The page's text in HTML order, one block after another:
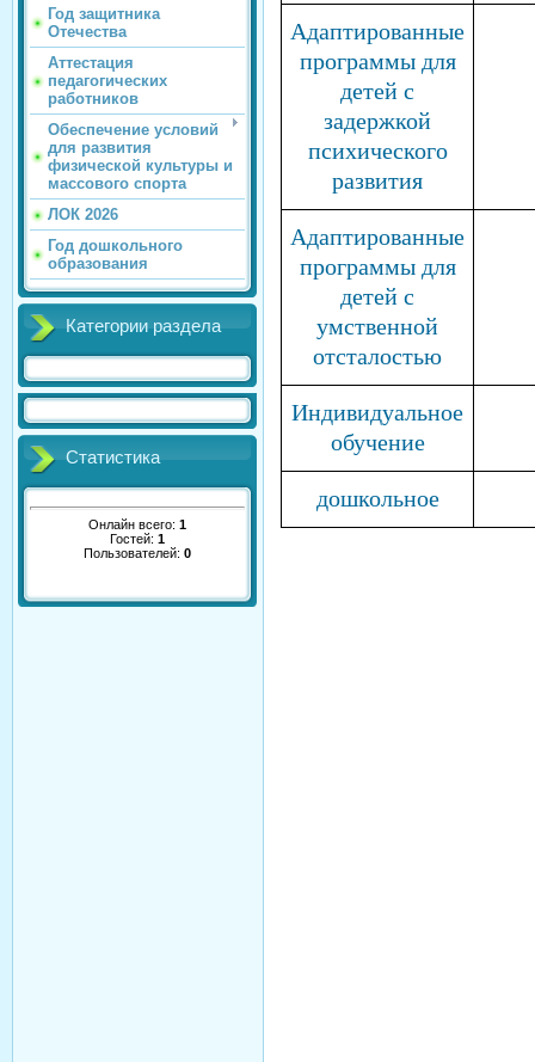
Год защитника
Отечества
Аттестация
педагогических
работников
Обеспечение условий
для развития
физической культуры и
массового спорта
ЛОК 2026
Год дошкольного
образования
Категории раздела
Статистика
Онлайн всего: 1
Гостей: 1
Пользователей: 0
Адаптированные
программы для
детей с
задержкой
психического
развития
Адаптированные
программы для
детей с
умственной
отсталостью
Индивидуальное
обучение
дошкольное